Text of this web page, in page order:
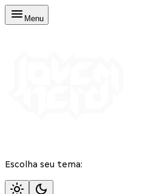
Menu
Escolha seu tema: